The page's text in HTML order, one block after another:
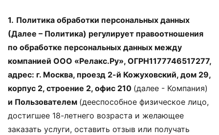
1. Политика обработки персональных данных
(Далее – Политика) регулирует правоотношения
по обработке персональных данных между
компанией ООО «Релакс.Ру», ОГРН1177746517277,
адрес: г. Москва, проезд 2-й Кожуховский, дом 29,
корпус 2, строение 2, офис 210 (далее - Компания)
и Пользователем (дееспособное физическое лицо,
достигшее 18-летнего возраста и желающее
заказать услуги, оставить отзыв или получать